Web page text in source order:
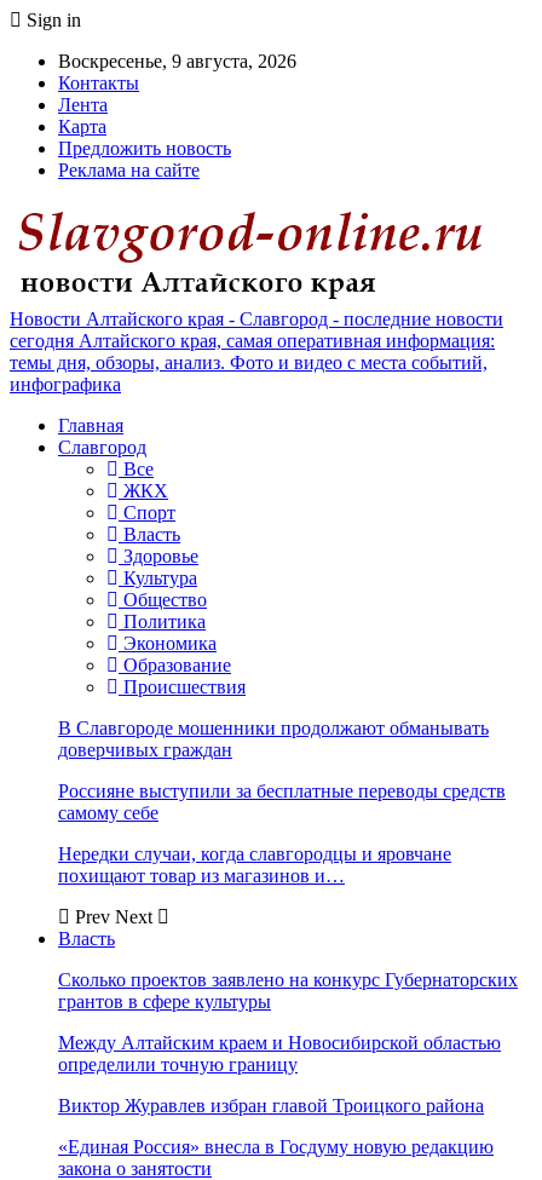
Sign in
Воскресенье, 9 августа, 2026
Контакты
Лента
Карта
Предложить новость
Реклама на сайте
Новости Алтайского края - Славгород - последние новости
сегодня Алтайского края, самая оперативная информация:
темы дня, обзоры, анализ. Фото и видео с места событий,
инфографика
Главная
Славгород
Все
ЖКХ
Спорт
Власть
Здоровье
Культура
Общество
Политика
Экономика
Образование
Происшествия
В Славгороде мошенники продолжают обманывать
доверчивых граждан
Россияне выступили за бесплатные переводы средств
самому себе
Нередки случаи, когда славгородцы и яровчане
похищают товар из магазинов и…
Prev Next
Власть
Сколько проектов заявлено на конкурс Губернаторских
грантов в сфере культуры
Между Алтайским краем и Новосибирской областью
определили точную границу
Виктор Журавлев избран главой Троицкого района
«Единая Россия» внесла в Госдуму новую редакцию
закона о занятости